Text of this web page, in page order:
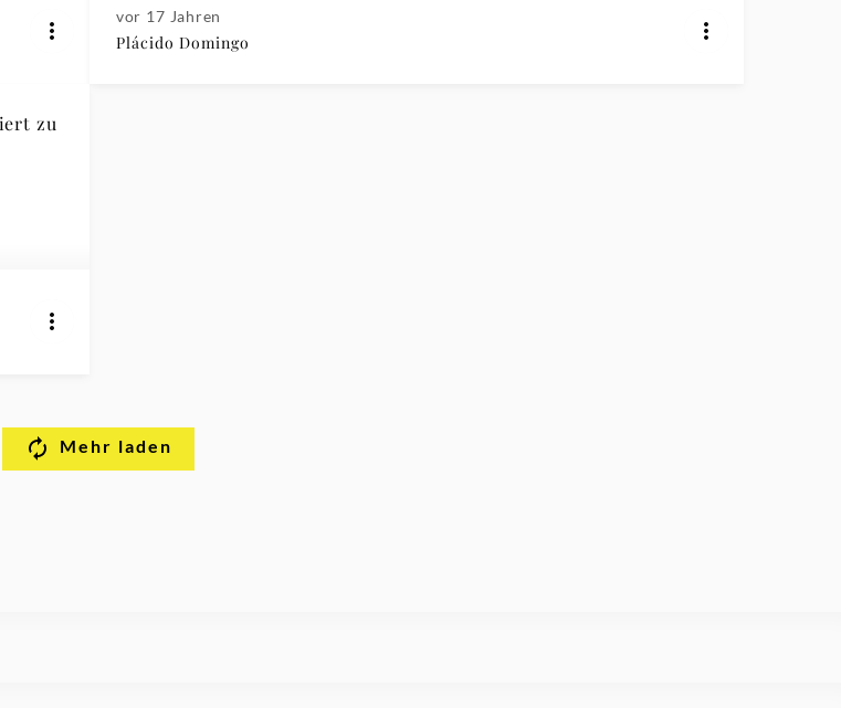
vor 17 Jahren
Plácido Domingo
zu
Mehr laden